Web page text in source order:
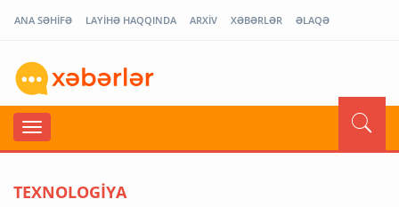
ANA SƏHİFƏ LAYİHƏ HAQQINDA ARXİV XƏBƏRLƏR ƏLAQƏ
TEXNOLOGİYA